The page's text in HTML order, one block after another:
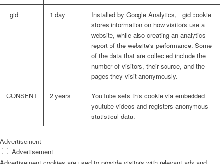
_gid 1 day
Installed by Google Analytics, _gid cookie
stores information on how visitors use a
website, while also creating an analytics
report of the website's performance. Some
of the data that are collected include the
number of visitors, their source, and the
pages they visit anonymously.
CONSENT 2 years
YouTube sets this cookie via embedded
youtube-videos and registers anonymous
statistical data.
Advertisement
Advertisement